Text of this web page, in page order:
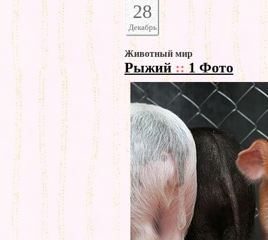
28
Декабрь
Животный мир
Рыжий ::1 Фото